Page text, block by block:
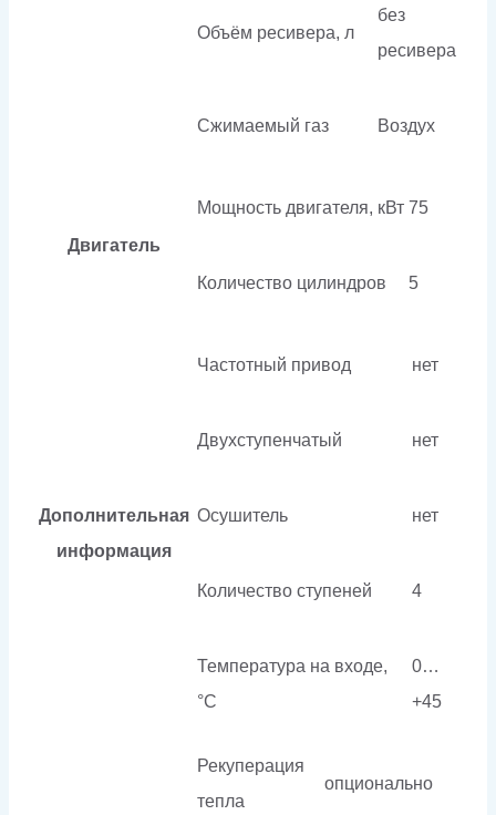
Объём ресивера, л
без
ресивера
Сжимаемый газ Воздух
Двигатель
Мощность двигателя, кВт 75
Количество цилиндров 5
Дополнительная
информация
Частотный привод нет
Двухступенчатый нет
Осушитель нет
Количество ступеней 4
Температура на входе,
°C
0…
+45
Рекуперация
тепла
опционально